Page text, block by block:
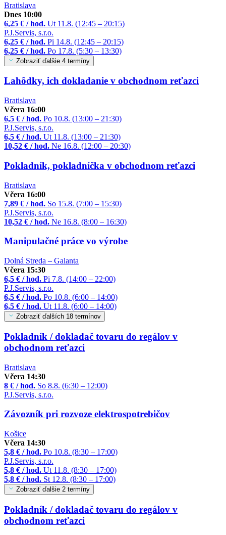
Bratislava
Dnes 10:00
6,25 € / hod. Ut 11.8. (12:45 – 20:15)
P.J.Servis, s.r.o.
6,25 € / hod. Pi 14.8. (12:45 – 20:15)
6,25 € / hod. Po 17.8. (5:30 – 13:30)
Zobraziť ďalšie 4 termíny
Lahôdky, ich dokladanie v obchodnom reťazci
Bratislava
Včera 16:00
6,5 € / hod. Po 10.8. (13:00 – 21:30)
P.J.Servis, s.r.o.
6,5 € / hod. Ut 11.8. (13:00 – 21:30)
10,52 € / hod. Ne 16.8. (12:00 – 20:30)
Pokladník, pokladníčka v obchodnom reťazci
Bratislava
Včera 16:00
7,89 € / hod. So 15.8. (7:00 – 15:30)
P.J.Servis, s.r.o.
10,52 € / hod. Ne 16.8. (8:00 – 16:30)
Manipulačné práce vo výrobe
Dolná Streda – Galanta
Včera 15:30
6,5 € / hod. Pi 7.8. (14:00 – 22:00)
P.J.Servis, s.r.o.
6,5 € / hod. Po 10.8. (6:00 – 14:00)
6,5 € / hod. Ut 11.8. (6:00 – 14:00)
Zobraziť ďalších 18 termínov
Pokladník / dokladač tovaru do regálov v
obchodnom reťazci
Bratislava
Včera 14:30
8 € / hod. So 8.8. (6:30 – 12:00)
P.J.Servis, s.r.o.
Závozník pri rozvoze elektrospotrebičov
Košice
Včera 14:30
5,8 € / hod. Po 10.8. (8:30 – 17:00)
P.J.Servis, s.r.o.
5,8 € / hod. Ut 11.8. (8:30 – 17:00)
5,8 € / hod. St 12.8. (8:30 – 17:00)
Zobraziť ďalšie 2 termíny
Pokladník / dokladač tovaru do regálov v
obchodnom reťazci